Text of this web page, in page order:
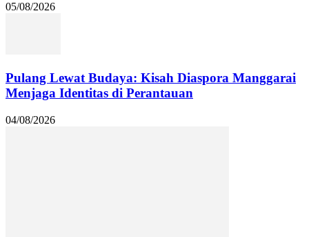
05/08/2026
Pulang Lewat Budaya: Kisah Diaspora Manggarai
Menjaga Identitas di Perantauan
04/08/2026